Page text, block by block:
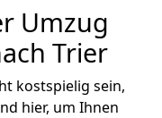
Umzug
Trier
kostspielig sein,
hier, um Ihnen